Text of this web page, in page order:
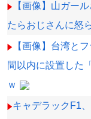
【画像】山ガー
たらおじさんに怒
【画像】台湾と
間以内に設置した
ｗ
キャデラックF1